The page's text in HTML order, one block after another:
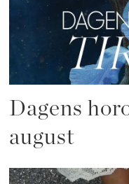
Dagens
august